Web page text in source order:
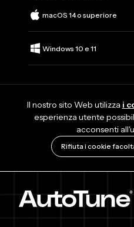
macOS 14 o superiore
Windows 10 e 11
Il nostro sito Web utilizza i
esperienza utente
acconsenti
Rifiuta i cookie